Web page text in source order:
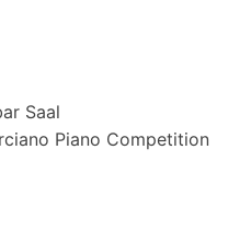
Saal
Piano Competition